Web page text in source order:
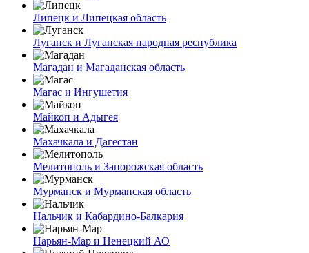
Липецк и Липецкая область
Луганск и Луганская народная республика
Магадан и Магаданская область
Магас и Ингушетия
Майкоп и Адыгея
Махачкала и Дагестан
Мелитополь и Запорожская область
Мурманск и Мурманская область
Нальчик и Кабардино-Балкария
Нарьян-Мар и Ненецкий АО